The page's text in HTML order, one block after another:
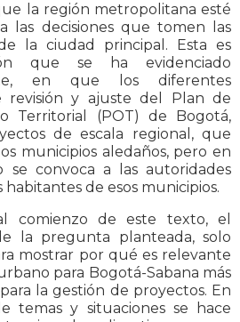
la región metropolitana esté
las decisiones que tomen las
la ciudad principal. Esta es
que se ha evidenciado
en que los diferentes
revisión y ajuste del Plan de
Territorial (POT) de Bogotá,
de escala regional, que
municipios aledaños, pero en
se convoca a las autoridades
habitantes de esos municipios.
comienzo de este texto, el
la pregunta planteada, solo
mostrar por qué es relevante
para Bogotá-Sabana más
la gestión de proyectos. En
temas y situaciones se hace